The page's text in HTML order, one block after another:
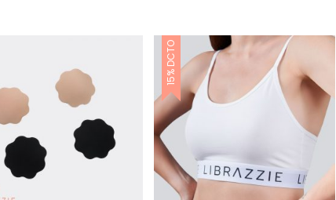
15% DCTO